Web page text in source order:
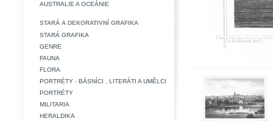
AUSTRALIE A OCEÁNIE
STARÁ A DEKORATIVNÍ GRAFIKA
STARÁ GRAFIKA
GENRE
FAUNA
FLORA
PORTRÉTY - BÁSNÍCI , LITERÁTI A UMĚLCI
PORTRÉTY
MILITARIA
HERALDIKA